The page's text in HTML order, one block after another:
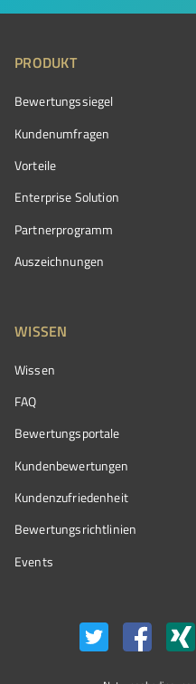
PRODUKT
Bewertungssiegel
Kundenumfragen
Vorteile
Enterprise Solution
Partnerprogramm
Auszeichnungen
WISSEN
Wissen
FAQ
Bewertungsportale
Kundenbewertungen
Kundenzufriedenheit
Bewertungs­richtlinien
Events